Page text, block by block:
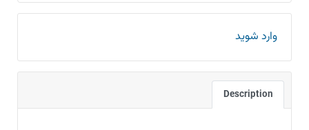
وارد شوید
Description